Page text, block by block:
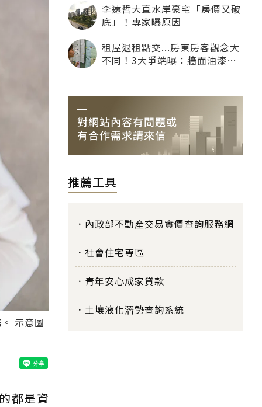
示意圖
都是資
李遠哲大直水岸豪宅「房價又破
底」！專家曝原因
租屋退租點交...房東房客觀念大
不同！3大爭端曝：牆面油漆、
推薦工具
內政部不動產交易實價查詢服務網
社會住宅專區
青年安心成家貸款
土壤液化潛勢查詢系統